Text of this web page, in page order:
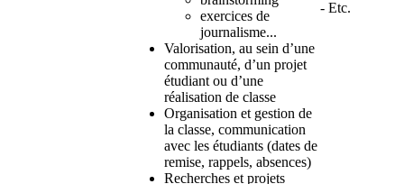
exercices de
journalisme...
Valorisation, au sein d’une
communauté, d’un projet
étudiant ou d’une
réalisation de classe
Organisation et gestion de
la classe, communication
avec les étudiants (dates de
remise, rappels, absences)
Recherches et projets
- Etc.